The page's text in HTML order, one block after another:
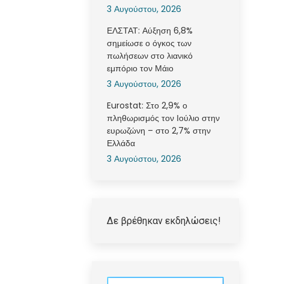
3 Αυγούστου, 2026
ΕΛΣΤΑΤ: Αύξηση 6,8%
σημείωσε ο όγκος των
πωλήσεων στο λιανικό
εμπόριο τον Μάιο
3 Αυγούστου, 2026
Eurostat: Στο 2,9% ο
πληθωρισμός τον Ιούλιο στην
ευρωζώνη – στο 2,7% στην
Ελλάδα
3 Αυγούστου, 2026
Δε βρέθηκαν εκδηλώσεις!